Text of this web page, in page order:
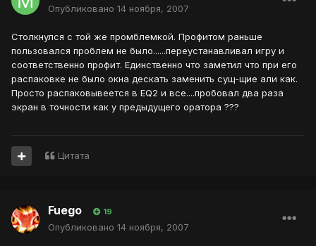
Опубликовано 14 ноября, 2007
Столкнулся с той же промблемкой. Профитом раньше
пользовался проблем не было......переустанавливал игру и
соответственно профит. Единственно что заметил что при его
распаковке не было окна дескать заменить сущ-щие али как.
Просто распаковывеется в EQ2 и все....пробовал два раза
экран в точности как у предыдущего оратора ???
Цитата
Fuego 19
Опубликовано 14 ноября, 2007